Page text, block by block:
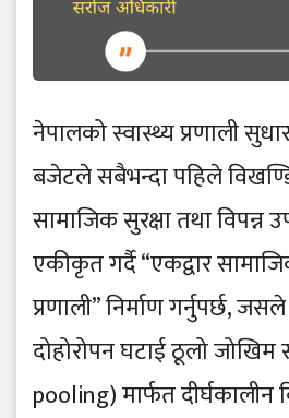
नेपालको स्वास्थ्य प्रणाली
बजेटले सबैभन्दा पहिले
सामाजिक सुरक्षा तथा विपन्न
एकीकृत गर्दै “एकद्वार
प्रणाली” निर्माण गर्नुपर्छ,
दोहोरोपन घटाई ठूलो जोखिम
pooling) मार्फत दीर्घकालीन